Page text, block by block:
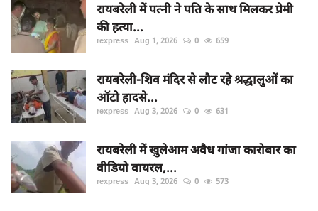
रायबरेली में पत्नी ने पति के साथ मिलकर प्रेमी
की हत्या...
rexpress Aug 1, 2026 0 659
रायबरेली-शिव मंदिर से लौट रहे श्रद्धालुओं का
ऑटो हादसे...
rexpress Aug 3, 2026 0 631
रायबरेली में खुलेआम अवैध गांजा कारोबार का
वीडियो वायरल,...
rexpress Aug 3, 2026 0 573